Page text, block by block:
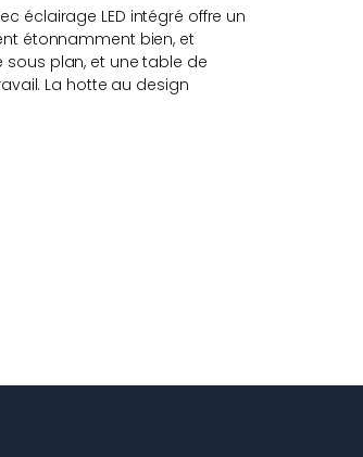
éclairage LED intégré offre un
étonnamment bien, et
plan, et une table de
La hotte au design